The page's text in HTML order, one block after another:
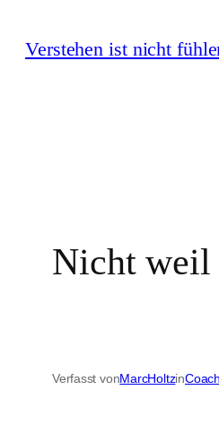
Inhalt
Verstehen ist nicht
Nicht weil
Verfasst vonMarcHoltzin